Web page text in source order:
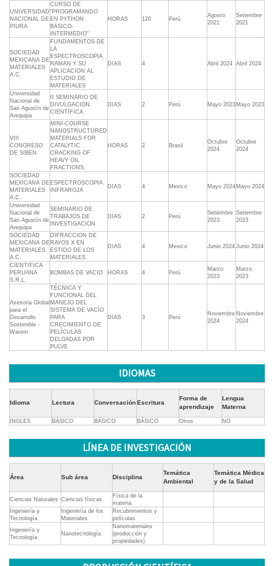
UNIVERSIDAD
NACIONAL DE
PIURA
CURSO DE
"PROGRAMANDO
EN PYTHON
BÁSICO-
INTERMEDIO"
HORAS 120 Perú
Agosto
2021
Setiembre
2021
SOCIEDAD
MEXICANA DE
MATERIALES
A.C.
FUNDAMENTOS DE
LA
ESPECTROSCOPIA
RAMAN Y SU
APLICACION AL
ESTUDIO DE
MATERIALES
DIAS 4 Abril 2024 Abril 2024
Universidad
Nacional de
San Agustín de
Arequipa
II SEMINARIO DE
DIVULGACION
CIENTIFICA
DIAS 2 Perú Mayo 2023 Mayo 2023
VIII
CONGRESO
DE SIBEN
MINI-COURSE
NANOSTRUCTURED
MATERIALS FOR
CATALYTIC
CRACKING OF
HEAVY OIL
FRACTIONS,
HORAS 2 Brasil
Octubre
2024
Octubre
2024
SOCIEDAD
MEXICANA DE
MATERIALES
A.C.
ESPECTROSCOPIA
INFRAROJA
DIAS 4 Mexico Mayo 2024 Mayo 2024
Universidad
Nacional de
San Agustín de
Arequipa
SEMINARIO DE
TRABAJOS DE
INVESTIGACION
DIAS 2 Perú
Setiembre
2023
Setiembre
2023
SOCIEDAD
MEXICANA DE
MATERIALES
A.C.
DIFRACCION DE
RAYOS X EN
ESTIDO DE LOS
MATERIALES
DIAS 4 Mexico Junio 2024 Junio 2024
CIENTIFICA
PERUANA
S.R.L.
BOMBAS DE VACIO HORAS 4 Perú
Marzo
2023
Marzo
2023
Asesoria Global
para el
Desarrollo
Sostenible -
Warem
TÉCNICA Y
FUNCIONAL DEL
MANEJO DEL
SISTEMA DE VACÍO
PARA
CRECIMIENTO DE
PELÍCULAS
DELGADAS POR
PULVE
DIAS 3 Perú
Noviembre
2024
Noviembre
2024
IDIOMAS
Idioma Lectura ConversaciónEscritura
Forma de
aprendizaje
Lengua
Materna
INGLES BÁSICO BÁSICO BÁSICO Otros NO
LÍNEA DE INVESTIGACIÓN
Área Sub área Disciplina
Temática
Ambiental
Temática Médica
y de la Salud
Ciencias Naturales Ciencias físicas
Física de la
materia
Ingeniería y
Tecnología
Ingeniería de los
Materiales
Recubrimientos y
películas
Ingeniería y
Tecnología
Nanotecnología
Nanomateriales
(producción y
propiedades)